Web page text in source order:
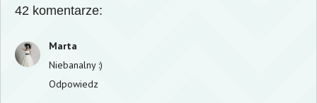
42 komentarze:
Marta
Niebanalny :)
Odpowiedz